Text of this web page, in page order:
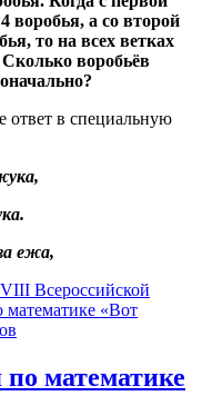
воробья, а со второй
то на всех ветках
Сколько воробьёв
ответ в специальную
ежа,
Всероссийской
«Вот
математике